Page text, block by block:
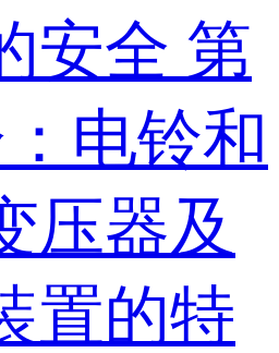
安全 第
电铃和
压器及
置的特